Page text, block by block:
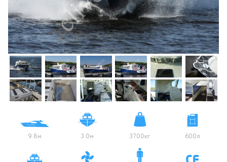
9.8м 3.0м 3700кг 600л